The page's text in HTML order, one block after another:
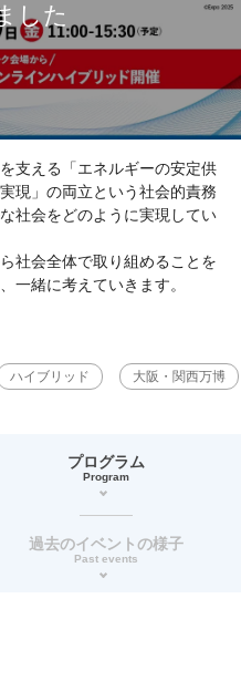
支える「エネルギーの安定供
現」の両立という社会的責務
社会をどのように実現してい
社会全体で取り組めることを
一緒に考えていきます。
ハイブリッド 大阪・関西万博
プログラム
Program
過去のイベントの様子
Past events